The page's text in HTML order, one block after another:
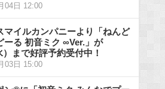
04日 12:00
マイルカンパニーより「ねんど
ーる 初音ミク ∞Ver.」が
）まで好評予約受付中！
03日 15:00